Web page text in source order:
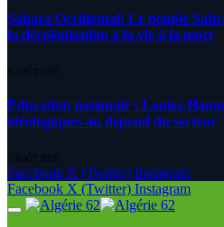
Sahara Occidental: Le peuple
la décolonisation à la vie à la mort
8 AOÛT 2026
Education nationale : Louisa
idéologiques au dépend du secteur
7 AOÛT 2026
Facebook X (Twitter) Instagram
Facebook X (Twitter) Instagram